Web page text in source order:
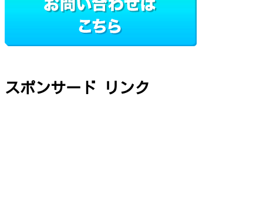
スポンサード リンク